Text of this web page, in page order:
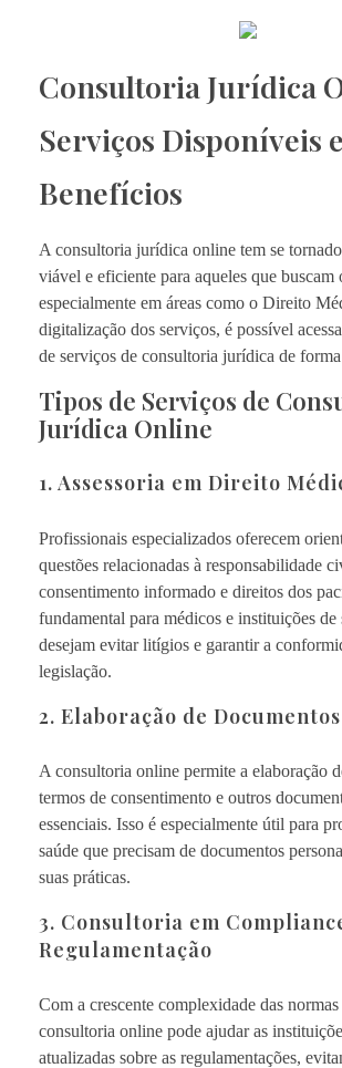
Consultoria Jurídica
Serviços Disponíveis e
Benefícios
A consultoria jurídica online tem se
viável e eficiente para aqueles que buscam
especialmente em áreas como o Direito
digitalização dos serviços, é possível
de serviços de consultoria jurídica de
Tipos de Serviços de
Jurídica Online
1. Assessoria em Direito
Profissionais especializados oferecem
questões relacionadas à responsabilidade
consentimento informado e direitos dos
fundamental para médicos e instituições de
desejam evitar litígios e garantir a
legislação.
2. Elaboração de
A consultoria online permite a elaboração
termos de consentimento e outros
essenciais. Isso é especialmente útil para
saúde que precisam de documentos
suas práticas.
3. Consultoria em
Regulamentação
Com a crescente complexidade das normas
consultoria online pode ajudar as
atualizadas sobre as regulamentações,